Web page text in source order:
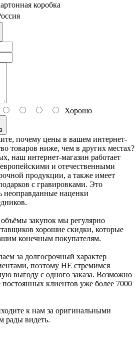
коробка
Хорошо
почему цены в вашем интернет-
товаров ниже, чем в других местах?
наш интернет-магазин работает
и отечественными
продукции, а также имеет
с гравировками. Это
неоправданные наценки
закупок мы регулярно
хорошие скидки, которые
конечным покупателям.
за долгосрочный характер
поэтому НЕ стремимся
выгоду с одного заказа. Возможно
клиентов уже более 7000
к нам за оригинальными
рады видеть.